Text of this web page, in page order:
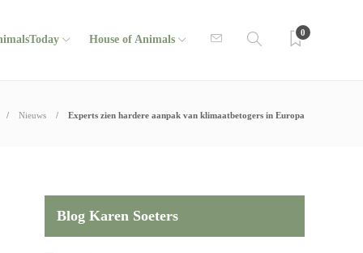
House of Animals
0
Nieuws Experts zien hardere aanpak van klimaatbetogers in Europa
Blog Karen Soeters